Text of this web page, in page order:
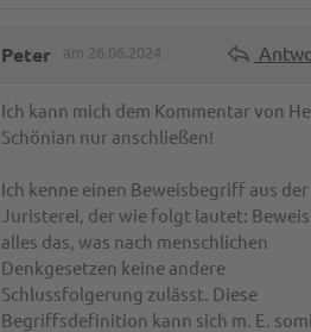
Peter am 26.06.2024
Ich kann mich dem Kommentar von
Schönian nur anschließen!
Ich kenne einen Beweisbegriff aus der
Juristerei, der wie folgt lautet:
alles das, was nach menschlichen
Denkgesetzen keine andere
Schlussfolgerung zulässt. Diese
Begriffsdefinition kann sich m. E.